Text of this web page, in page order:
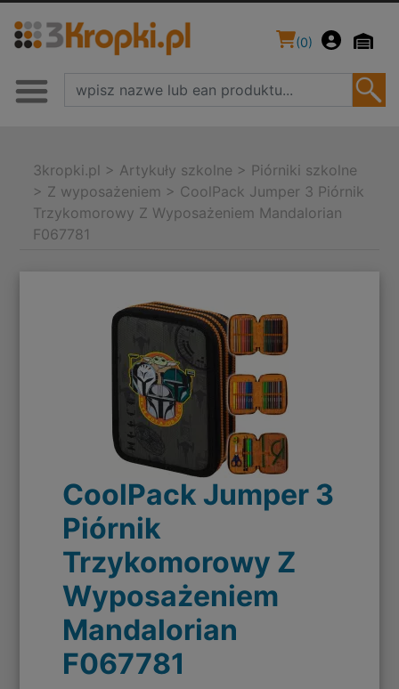
(0)
3kropki.pl > Artykuły szkolne > Piórniki szkolne
> Z wyposażeniem > CoolPack Jumper 3 Piórnik
Trzykomorowy Z Wyposażeniem Mandalorian
F067781
CoolPack Jumper 3
Piórnik
Trzykomorowy Z
Wyposażeniem
Mandalorian
F067781